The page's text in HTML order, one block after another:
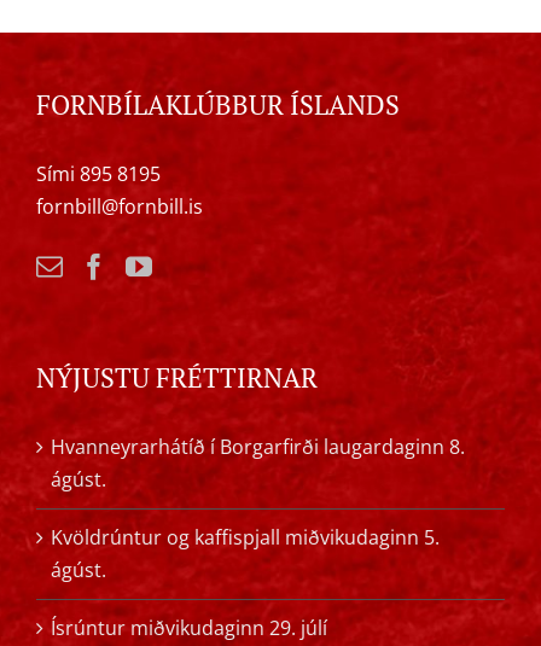
FORNBÍLAKLÚBBUR ÍSLANDS
Sími 895 8195
fornbill@fornbill.is
NÝJUSTU FRÉTTIRNAR
Hvanneyrarhátíð í Borgarfirði laugardaginn 8.
ágúst.
Kvöldrúntur og kaffispjall miðvikudaginn 5.
ágúst.
Ísrúntur miðvikudaginn 29. júlí